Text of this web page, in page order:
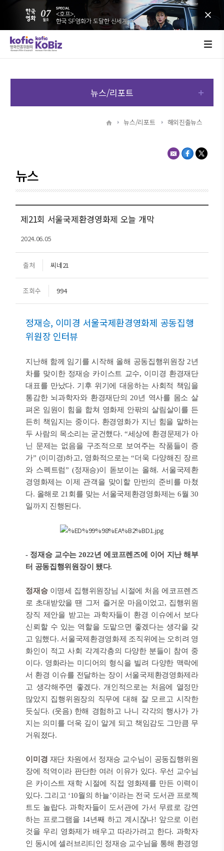
뉴스/리포트
뉴스/리포트 해외진출뉴스
뉴스
제21회 서울국제환경영화제 오늘 개막
2024.06.05
출처 씨네21
조회수 994
정재승, 이미경 서울국제환경영화제 공동집행
위원장 인터뷰
지난해 함께 임기를 시작해 올해 공동집행위원장 2년
차를 맞이한 정재승 카이스트 교수, 이미경 환경재단
대표를 만났다. 기후 위기에 대응하는 사회적 책임을
통감한 뇌과학자와 환경재단의 20년 역사를 몸소 살
펴온 임원이 힘을 합쳐 영화제 안팎의 살림살이를 든
든히 책임지는 중이다. 환경영화가 지닌 힘을 말하는
두 사람의 목소리는 굳건했다. “세상에 환경문제가 아
닌 문제는 없음을 구조적으로 보여주는 작품들이 증
가” (이미경)하고, 영화적으로는 “더욱 다양해진 장르
와 스펙트럼” (정재승)이 돋보이는 올해. 서울국제환
경영화제는 이제 관객을 맞이할 만반의 준비를 마쳤
다. 올해로 21회를 맞는 서울국제환경영화제는 6월 30
일까지 진행된다.
- 정재승 교수는 2022년 에코프렌즈에 이어 지난 해부
터 공동집행위원장이 됐다.
정재승이명세 집행위원장님 시절에 처음 에코프렌즈
로 초대받았을 땐 그저 즐거운 마음이었고, 집행위원
장직 제안을 받고는 과학자들이 환경 이슈에서 보다
신뢰할 수 있는 역할을 도맡으면 좋겠다는 생각을 갖
고 임했다. 서울국제환경영화제 조직위에는 오히려 영
화인이 적고 사회 각계각층의 다양한 분들이 참여 중
이다. 영화라는 미디어의 형식을 빌려 다양한 맥락에
서 환경 이슈를 전달하는 장이 서울국제환경영화제라
고 생각해주면 좋겠다. 개인적으로는 처음에 열정만
많았지 집행위원장의 직무에 대해 잘 모르고 시작한
듯싶다. (웃음) 한해 경험하고 나니 각각의 행사가 가
지는 의미를 더욱 깊이 알게 되고 책임감도 그만큼 무
거워졌다.
이미경 재단 차원에서 정재승 교수님이 공동집행위원
장에 적역이라 판단한 여러 이유가 있다. 우선 교수님
은 카이스트 재학 시절에 직접 영화제를 만든 이력이
있다. 그리고 ‘10월의 하늘’이라는 전국 도서관 프로젝
트도 놀랍다. 과학자들이 도서관에 가서 무료로 강연
하는 프로그램을 14년째 하고 계시잖나! 앞으로 이런
것을 우리 영화제가 배우고 따라가려고 한다. 과학자
인 동시에 셀러브리티인 정재승 교수님을 통해 환경영